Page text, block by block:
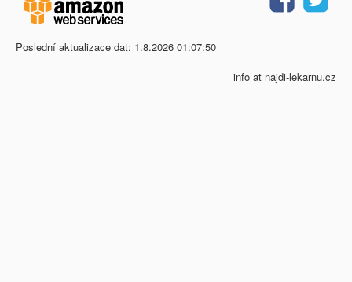
Poslední aktualizace dat: 1.8.2026 01:07:50
info at najdi-lekarnu.cz